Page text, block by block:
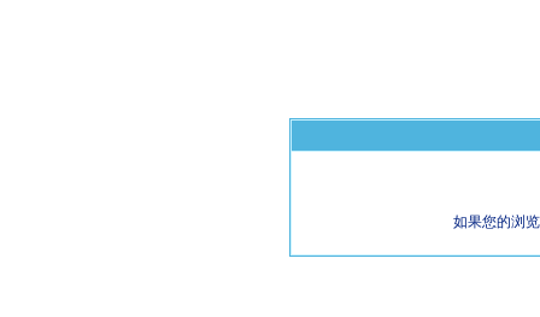
如果您的浏